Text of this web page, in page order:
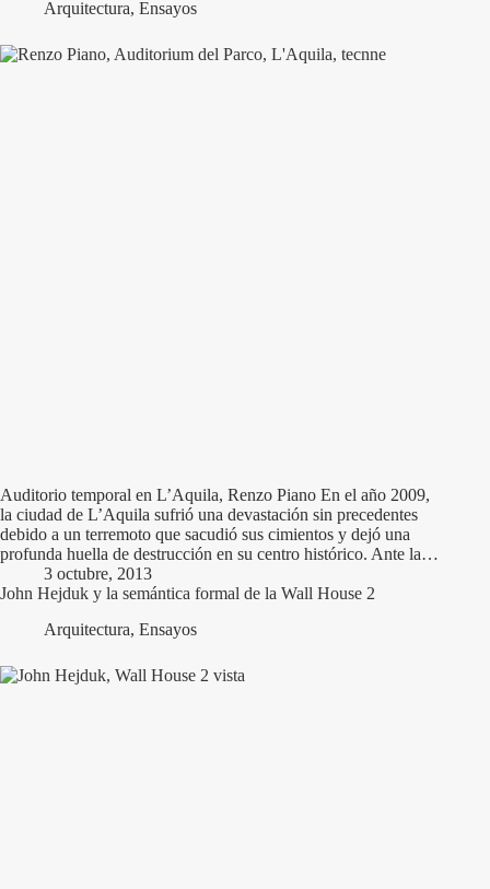
Arquitectura, Ensayos
Auditorio temporal en L’Aquila, Renzo Piano En el año 2009,
la ciudad de L’Aquila sufrió una devastación sin precedentes
debido a un terremoto que sacudió sus cimientos y dejó una
profunda huella de destrucción en su centro histórico. Ante la…
3 octubre, 2013
John Hejduk y la semántica formal de la Wall House 2
Arquitectura, Ensayos